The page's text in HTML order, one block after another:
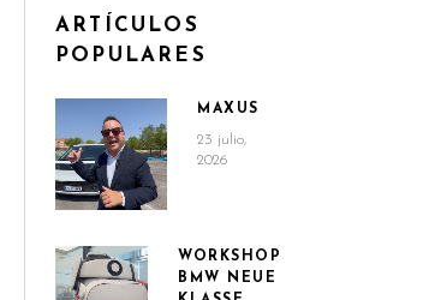
ARTÍCULOS
POPULARES
MAXUS
23 julio,
2026
WORKSHOP
BMW NEUE